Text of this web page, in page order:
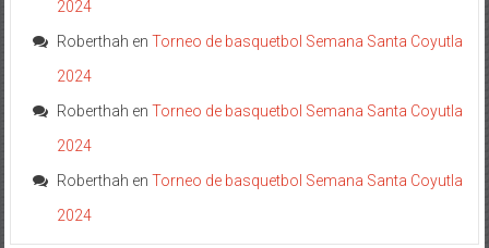
2024
Roberthah en Torneo de basquetbol Semana Santa Coyutla
2024
Roberthah en Torneo de basquetbol Semana Santa Coyutla
2024
Roberthah en Torneo de basquetbol Semana Santa Coyutla
2024